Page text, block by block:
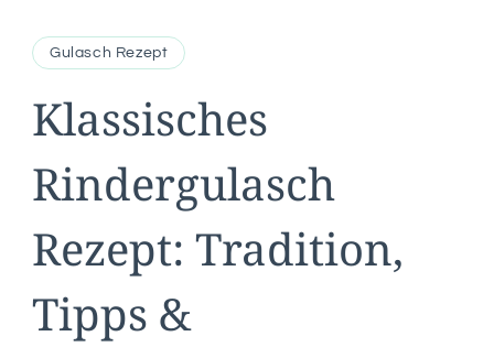
Gulasch Rezept
Klassisches
Rindergulasch
Rezept: Tradition,
Tipps &